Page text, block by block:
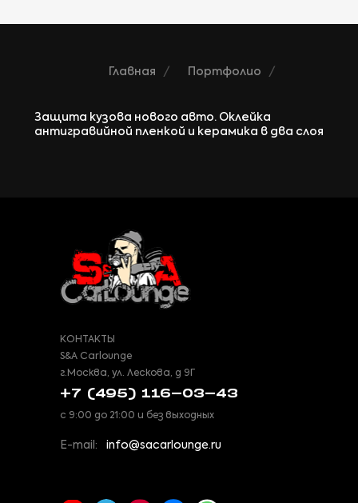
Главная Портфолио
Защита кузова нового авто. Оклейка
антигравийной пленкой и керамика в два слоя
КОНТАКТЫ
S&A Carlounge
г.Москва, ул. Лескова, д 9Г
+7 (495) 116-03-43
с 9:00 до 21:00 и без выходных
E-mail: info@sacarlounge.ru